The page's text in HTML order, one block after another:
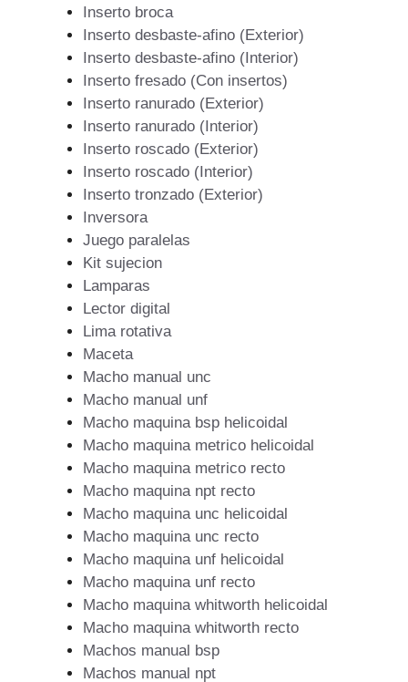
Inserto broca
Inserto desbaste-afino (Exterior)
Inserto desbaste-afino (Interior)
Inserto fresado (Con insertos)
Inserto ranurado (Exterior)
Inserto ranurado (Interior)
Inserto roscado (Exterior)
Inserto roscado (Interior)
Inserto tronzado (Exterior)
Inversora
Juego paralelas
Kit sujecion
Lamparas
Lector digital
Lima rotativa
Maceta
Macho manual unc
Macho manual unf
Macho maquina bsp helicoidal
Macho maquina metrico helicoidal
Macho maquina metrico recto
Macho maquina npt recto
Macho maquina unc helicoidal
Macho maquina unc recto
Macho maquina unf helicoidal
Macho maquina unf recto
Macho maquina whitworth helicoidal
Macho maquina whitworth recto
Machos manual bsp
Machos manual npt